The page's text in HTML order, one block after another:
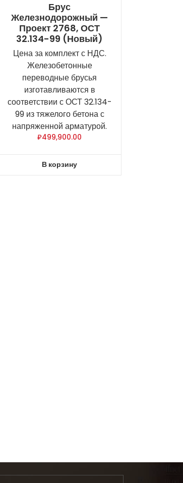
Брус
Железнодорожный —
Проект 2768, ОСТ
32.134-99 (новый)
Цена за комплект с НДС.
Железобетонные
переводные брусья
изготавливаются в
соответствии с ОСТ 32.134-
99 из тяжелого бетона с
напряженной арматурой.
₽499,900.00
В корзину